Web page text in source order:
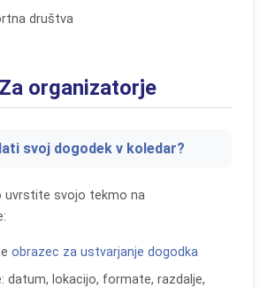
društva
Za organizatorje
svoj dogodek v koledar?
uvrstite svojo tekmo na
obrazec za ustvarjanje dogodka
datum, lokacijo, formate, razdalje,